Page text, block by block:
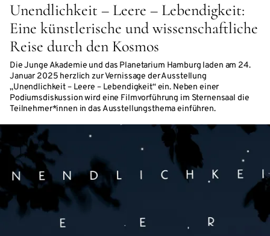
Unendlichkeit – Leere – Lebendigkeit:
Eine künstlerische und wissenschaftliche
Reise durch den Kosmos
Die Junge Akademie und das Planetarium Hamburg laden am 24.
Januar 2025 herzlich zur Vernissage der Ausstellung
„Unendlichkeit – Leere – Lebendigkeit“ ein. Neben einer
Podiumsdiskussion wird eine Filmvorführung im Sternensaal die
Teilnehmer*innen in das Ausstellungsthema einführen.